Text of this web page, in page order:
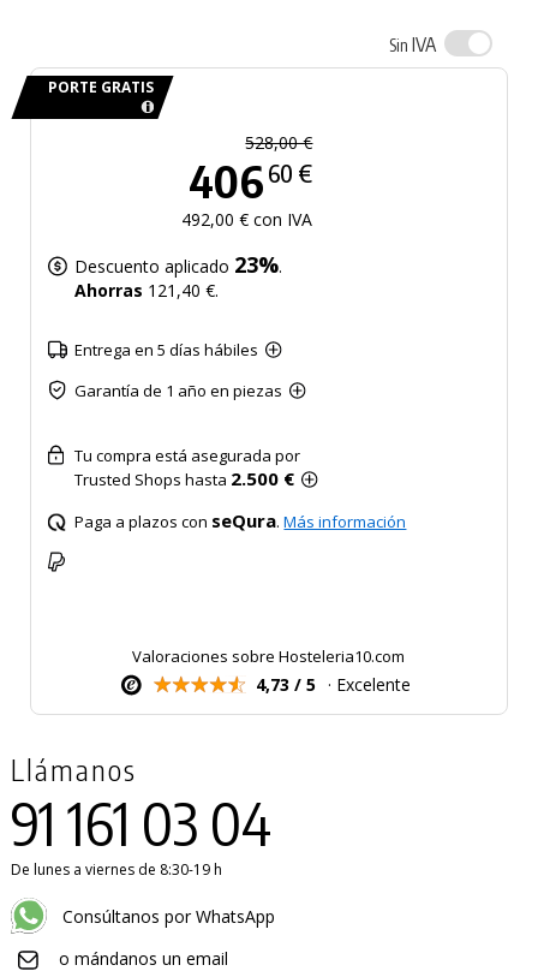
Sin IVA
PORTE GRATIS
528,00 €
406 60 €
492,00 € con IVA
Descuento aplicado 23%.
Ahorras 121,40 €.
Entrega en 5 días hábiles
Garantía de 1 año en piezas
Tu compra está asegurada por
Trusted Shops hasta 2.500 €
Paga a plazos con seQura.Más información
Valoraciones sobre Hosteleria10.com
4,73 / 5 · Excelente
Llámanos
91 161 03 04
De lunes a viernes de 8:30-19 h
Consúltanos por WhatsApp
o mándanos un email